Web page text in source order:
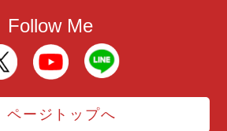
Follow Me
ページトップへ